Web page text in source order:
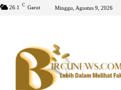
26.1 C Garut Minggu, Agustus 9, 2026